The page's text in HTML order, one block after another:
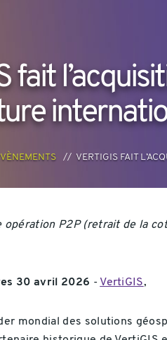
fait
VERTIGIS FAIT
opération P2P (retrait de la
30 avril 2026 - VertiGIS,
mondial des solutions